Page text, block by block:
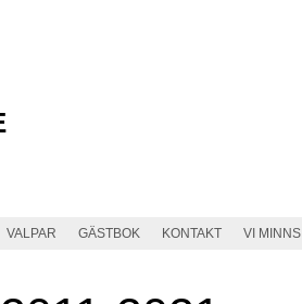
VALPAR GÄSTBOK KONTAKT VI MINNS